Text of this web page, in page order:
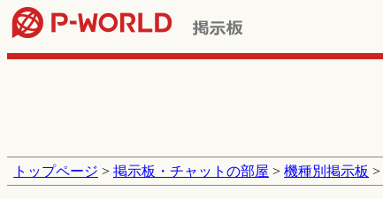
トップページ > 掲示板・チャットの部屋 > 機種別掲示板 >